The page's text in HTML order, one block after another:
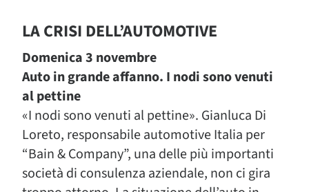
LA CRISI DELL’AUTOMOTIVE
Domenica 3 novembre
Auto in grande affanno. I nodi sono venuti
al pettine
«I nodi sono venuti al pettine». Gianluca Di
Loreto, responsabile automotive Italia per
“Bain & Company”, una delle più importanti
società di consulenza aziendale, non ci gira